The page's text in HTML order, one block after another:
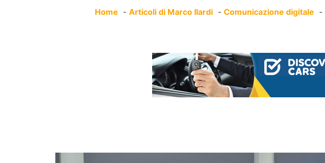
Home Articoli di Marco Ilardi Comunicazione digitale